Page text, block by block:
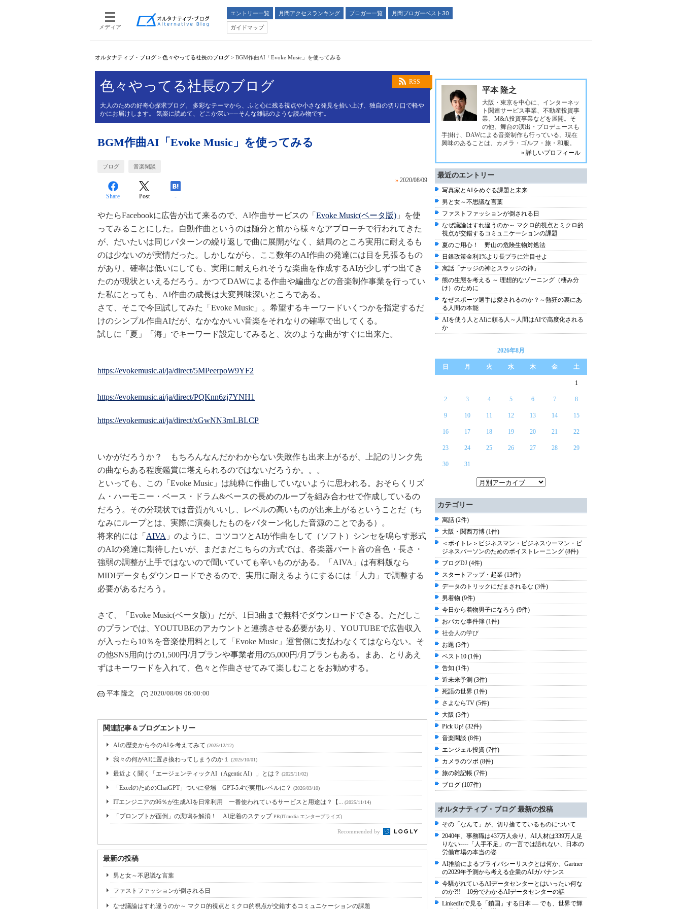
メディア
エントリー一覧 月間アクセスランキング ブロガー一覧
月間ブロガーベスト30
ガイドマップ
オルタナティブ・ブログ > 色々やってる社長のブログ > BGM作曲AI「Evoke Music」を使ってみる
RSS
色々やってる社長のブログ
大人のための好奇心探求ブログ。 多彩なテーマから、ふと心に残る視点や小さな発見を拾い上げ、独自の切り口で軽や
かにお届けします。 気楽に読めて、どこか深い──そんな雑誌のような読み物です。
BGM作曲AI「Evoke Music」を使ってみる
ブログ 音楽閑談
» 2020/08/09
Share Post -
やたらFacebookに広告が出て来るので、AI作曲サービスの「 Evoke Music(ベータ版) 」を使
ってみることにした。自動作曲というのは随分と前から様々なアプローチで行われてきた
が、だいたいは同じパターンの繰り返しで曲に展開がなく、結局のところ実用に耐えるも
のは少ないのが実情だった。しかしながら、ここ数年のAI作曲の発達には目を見張るもの
があり、確率は低いにしても、実用に耐えられそうな楽曲を作成するAIが少しずつ出てき
たのが現状といえるだろう。かつてDAWによる作曲や編曲などの音楽制作事業を行ってい
た私にとっても、AI作曲の成長は大変興味深いところである。
さて、そこで今回試してみた「Evoke Music」。希望するキーワードいくつかを指定するだ
けのシンプル作曲AIだが、なかなかいい音楽をそれなりの確率で出してくる。
試しに「夏」「海」でキーワード設定してみると、次のような曲がすぐに出来た。
https://evokemusic.ai/ja/direct/5MPeerpoW9YF2
https://evokemusic.ai/ja/direct/PQKnn6zj7YNH1
https://evokemusic.ai/ja/direct/xGwNN3rnLBLCP
いかがだろうか？ もちろんなんだかわからない失敗作も出来上がるが、上記のリンク先
の曲ならある程度鑑賞に堪えられるのではないだろうか。。。
といっても、この「Evoke Music」は純粋に作曲していないように思われる。おそらくリズ
ム・ハーモニー・ベース・ドラム&ベースの長めのループを組み合わせで作成しているの
だろう。その分現状では音質がいいし、レベルの高いものが出来上がるということだ（ち
なみにループとは、実際に演奏したものをパターン化した音源のことである）。
将来的には「 AIVA 」のように、コツコツとAIが作曲をして（ソフト）シンセを鳴らす形式
のAIの発達に期待したいが、まだまだこちらの方式では、各楽器パート音の音色・長さ・
強弱の調整が上手ではないので聞いていても辛いものがある。「AIVA」は有料版なら
MIDIデータもダウンロードできるので、実用に耐えるようにするには「人力」で調整する
必要があるだろう。
さて、「Evoke Music(ベータ版)」だが、1日3曲まで無料でダウンロードできる。ただしこ
のプランでは、YOUTUBEのアカウントと連携させる必要があり、YOUTUBEで広告収入
が入ったら10％を音楽使用料として「Evoke Music」運営側に支払わなくてはならない。そ
の他SNS用向けの1,500円/月プランや事業者用の5,000円/月プランもある。まあ、とりあえ
ずはキーワードを入れて、色々と作曲させてみて楽しむことをお勧めする。
平本 隆之 2020/08/09 06:00:00
関連記事＆ブログエントリー
AIの歴史から今のAIを考えてみて (2025/12/12)
我々の何がAIに置き換わってしまうのか１ (2025/10/01)
最近よく聞く「エージェンティックAI（Agentic AI）」とは？ (2025/11/02)
「ExcelのためのChatGPT」ついに登場 GPT-5.4で実用レベルに？ (2026/03/10)
ITエンジニアの96％が生成AIを日常利用 一番使われているサービスと用途は？【... (2025/11/14)
「プロンプトが面倒」の悲鳴を解消！ AI定着のステップPR(ITmedia エンタープライズ)
Recommended by
最新の投稿
男と女～不思議な言葉
ファストファッションが倒される日
なぜ議論はすれ違うのか～ マクロ的視点とミクロ的視点が交錯するコミュニケーションの課題
平本 隆之
大阪・東京を中心に、インターネッ
ト関連サービス事業、不動産投資事
業、M&A投資事業などを展開。そ
の他、舞台の演出・プロデュースも
手掛け、DAWによる音楽制作も行っている。現在
興味のあることは、カメラ・ゴルフ・旅・和服。
» 詳しいプロフィール
最近のエントリー
写真家とAIをめぐる課題と未来
男と女～不思議な言葉
ファストファッションが倒される日
なぜ議論はすれ違うのか～ マクロ的視点とミクロ的
視点が交錯するコミュニケーションの課題
夏のご用心！ 野山の危険生物対処法
日銀政策金利1%より長プラに注目せよ
寓話「ナッジの神とスラッジの神」
熊の生態を考える ～ 理想的なゾーニング（棲み分
け）のために
なぜスポーツ選手は愛されるのか？～熱狂の裏にあ
る人間の本能
AIを使う人とAIに頼る人～人間はAIで高度化される
か
2026年8月
日 月 火 水 木 金 土
1
2 3 4 5 6 7 8
9 10 11 12 13 14 15
16 17 18 19 20 21 22
23 24 25 26 27 28 29
30 31
カテゴリー
寓話 (2件)
大阪・関西万博 (1件)
＜ボイトレ＞ビジネスマン・ビジネスウーマン・ビ
ジネスパーソンのためのボイストレーニング (8件)
ブログDJ (4件)
スタートアップ・起業 (13件)
データのトリックにだまされるな (3件)
男着物 (9件)
今日から着物男子になろう (9件)
おバカな事件簿 (1件)
社会人の学び
お題 (3件)
ベスト10 (1件)
告知 (1件)
近未来予測 (3件)
死語の世界 (1件)
さよならTV (5件)
大阪 (3件)
Pick Up! (32件)
音楽閑談 (8件)
エンジェル投資 (7件)
カメラのツボ (8件)
旅の雑記帳 (7件)
ブログ (107件)
オルタナティブ・ブログ 最新の投稿
その「なんて」が、切り捨てているものについて
2040年、事務職は437万人余り、AI人材は339万人足
りない----「人手不足」の一言では語れない、日本の
労働市場の本当の姿
AI推論によるプライバシーリスクとは何か、Gartner
の2029年予測から考える企業のAIガバナンス
今騒がれているAIデータセンターとはいったい何な
のか?!! 10分でわかるAIデータセンターの話
LinkedInで見る「鎖国」する日本 ― でも、世界で輝